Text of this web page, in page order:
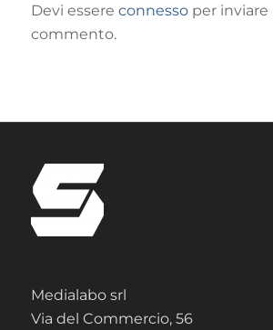
Devi essere connessoper inviare
commento.
Medialabo srl
Via del Commercio, 56